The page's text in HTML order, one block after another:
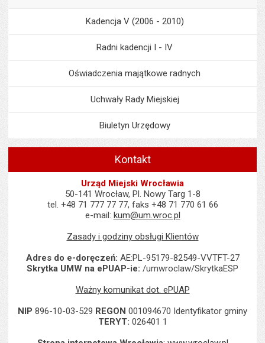
Kadencja V (2006 - 2010)
Radni kadencji I - IV
Oświadczenia majątkowe radnych
Uchwały Rady Miejskiej
Biuletyn Urzędowy
Kontakt
Urząd Miejski Wrocławia
50-141 Wrocław, Pl. Nowy Targ 1-8
tel. +48 71 777 77 77, faks +48 71 770 61 66
e-mail: kum@um.wroc.pl
Zasady i godziny obsługi Klientów
Adres do e-doręczeń: AE:PL-95179-82549-VVTFT-27
Skrytka UMW na ePUAP-ie: /umwroclaw/SkrytkaESP
Ważny komunikat dot. ePUAP
NIP 896-10-03-529 REGON 001094670 Identyfikator gminy
TERYT: 026401 1